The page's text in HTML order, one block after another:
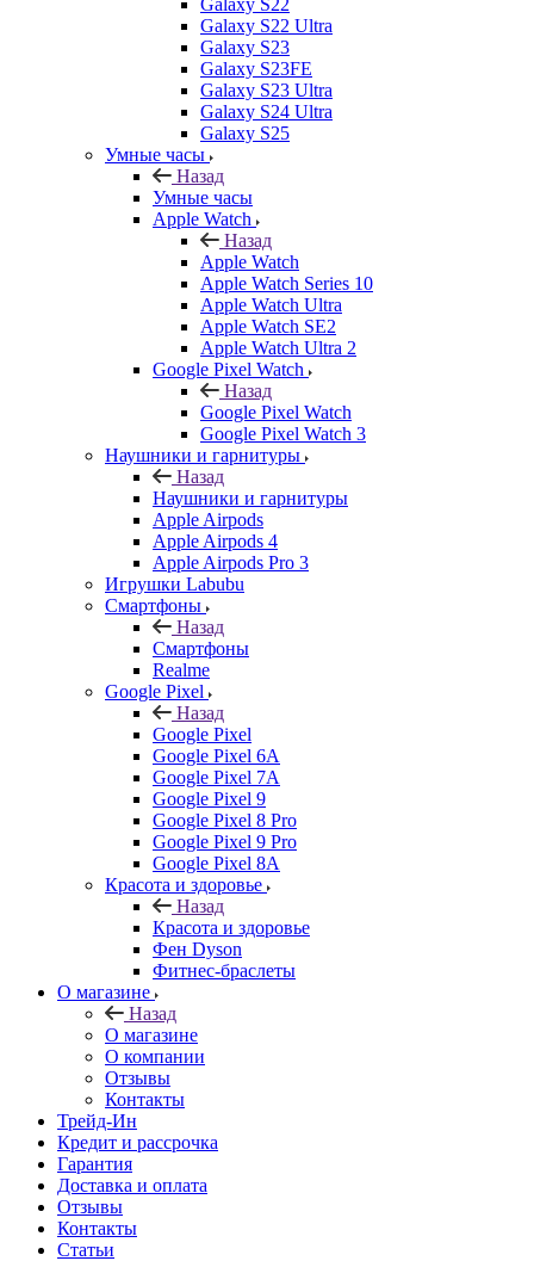
Galaxy S22
Galaxy S22 Ultra
Galaxy S23
Galaxy S23FE
Galaxy S23 Ultra
Galaxy S24 Ultra
Galaxy S25
Умные часы
Назад
Умные часы
Apple Watch
Назад
Apple Watch
Apple Watch Series 10
Apple Watch Ultra
Apple Watch SE2
Apple Watch Ultra 2
Google Pixel Watch
Назад
Google Pixel Watch
Google Pixel Watch 3
Наушники и гарнитуры
Назад
Наушники и гарнитуры
Apple Airpods
Apple Airpods 4
Apple Airpods Pro 3
Игрушки Labubu
Смартфоны
Назад
Смартфоны
Realme
Google Pixel
Назад
Google Pixel
Google Pixel 6A
Google Pixel 7А
Google Pixel 9
Google Pixel 8 Pro
Google Pixel 9 Pro
Google Pixel 8A
Красота и здоровье
Назад
Красота и здоровье
Фен Dyson
Фитнес-браслеты
О магазине
Назад
О магазине
О компании
Отзывы
Контакты
Трейд-Ин
Кредит и рассрочка
Гарантия
Доставка и оплата
Отзывы
Контакты
Статьи